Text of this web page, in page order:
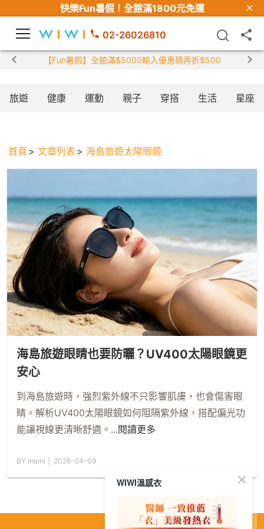
快樂Fun暑假！ 全館滿1800元免運
02-26026810
【Fun暑假】全館滿$5000輸入優惠碼再折$500
旅遊 健康 運動 親子 穿搭 生活 星座
首頁 文章列表 海島旅遊太陽眼鏡
海島旅遊眼睛也要防曬？UV400太陽眼鏡更
安心
到海島旅遊時，強烈紫外線不只影響肌膚，也會傷害眼
睛。解析UV400太陽眼鏡如何阻隔紫外線，搭配偏光功
能讓視線更清晰舒適。 ...閱讀更多
BY mami │ 2026-04-09
WIWI溫感衣